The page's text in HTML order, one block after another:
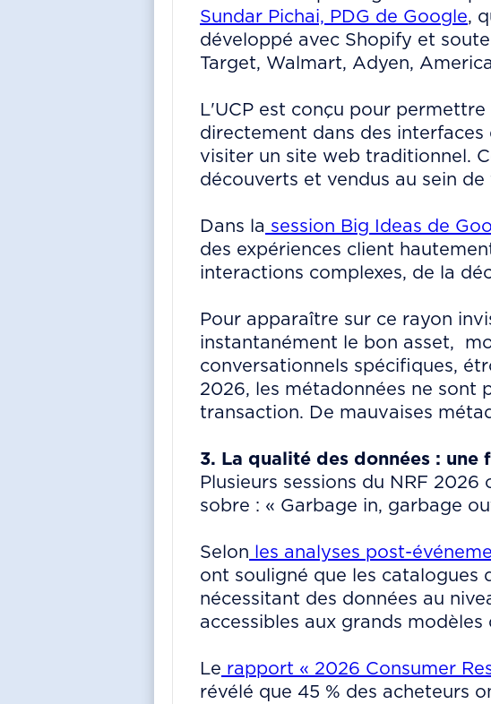
Sundar Pichai, PDG de Google,
développé avec Shopify et
Target, Walmart, Adyen,
L'UCP est conçu pour
directement dans des
visiter un site web traditionnel.
découverts et vendus au sein
Dans la session Big Ideas de
des expériences client
interactions complexes, de la
Pour apparaître sur ce rayon
instantanément le bon asset,
conversationnels spécifiques,
2026, les métadonnées ne sont
transaction. De mauvaises
3. La qualité des données :
Plusieurs sessions du NRF
sobre : « Garbage in, garbage
Selon les analyses post-
ont souligné que les catalogues
nécessitant des données au
accessibles aux grands
Le rapport « 2026 Consumer
révélé que 45 % des acheteurs